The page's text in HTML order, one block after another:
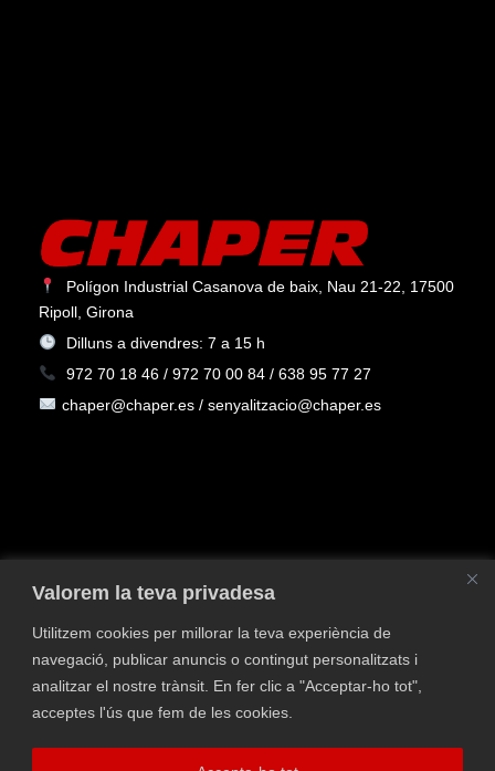
Valorem la teva privadesa
Utilitzem cookies per millorar la teva experiència de
navegació, publicar anuncis o contingut personalitzats i
analitzar el nostre trànsit. En fer clic a "Acceptar-ho tot",
acceptes l'ús que fem de les cookies.
Polígon Industrial Casanova de baix, Nau 21-22, 17500
Ripoll, Girona
Dilluns a divendres: 7 a 15 h
972 70 18 46 / 972 70 00 84 / 638 95 77 27
chaper@chaper.es / senyalitzacio@chaper.es
Política de privacitat Política de Cookies
Avís
legal
Política de qualitat i medi ambient
Finançat pel Programa Kit Digital, Pla de Recuperació,